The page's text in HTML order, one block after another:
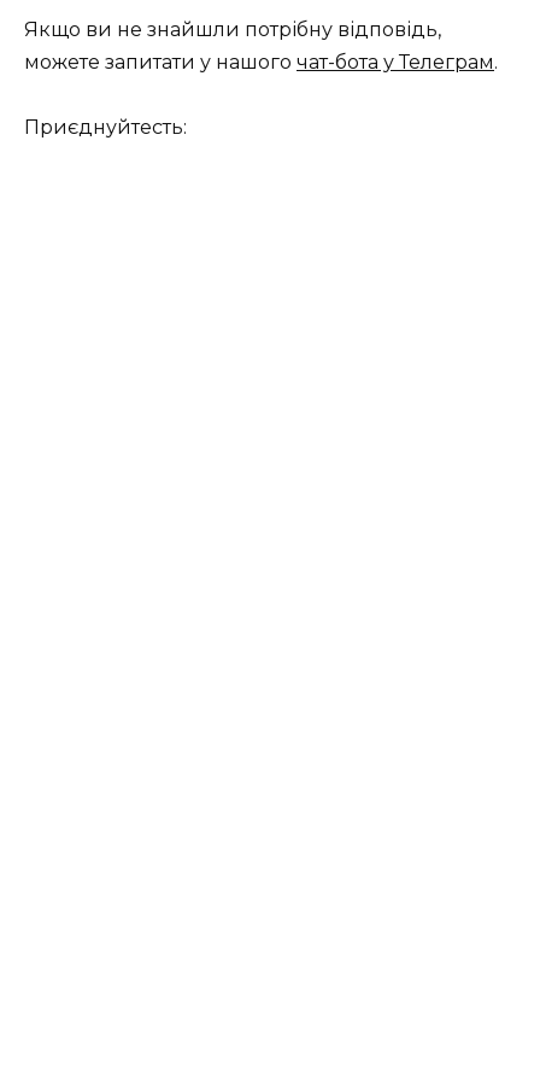
Якщо ви не знайшли потрібну відповідь,
можете запитати у нашого чат-бота у Телеграм.
Приєднуйтесть: